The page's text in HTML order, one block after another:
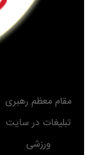
مقام معظم رهبری
تبلیغات در سایت
ورزشی